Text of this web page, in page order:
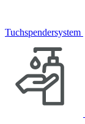
Tuchspendersystem